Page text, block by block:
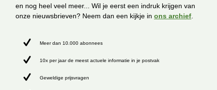
en nog heel veel meer... Wil je eerst een indruk krijgen van
onze nieuwsbrieven? Neem dan een kijkje in ons archief
Meer dan 10.000 abonnees
10x per jaar de meest actuele informatie in je postvak
Geweldige prijsvragen